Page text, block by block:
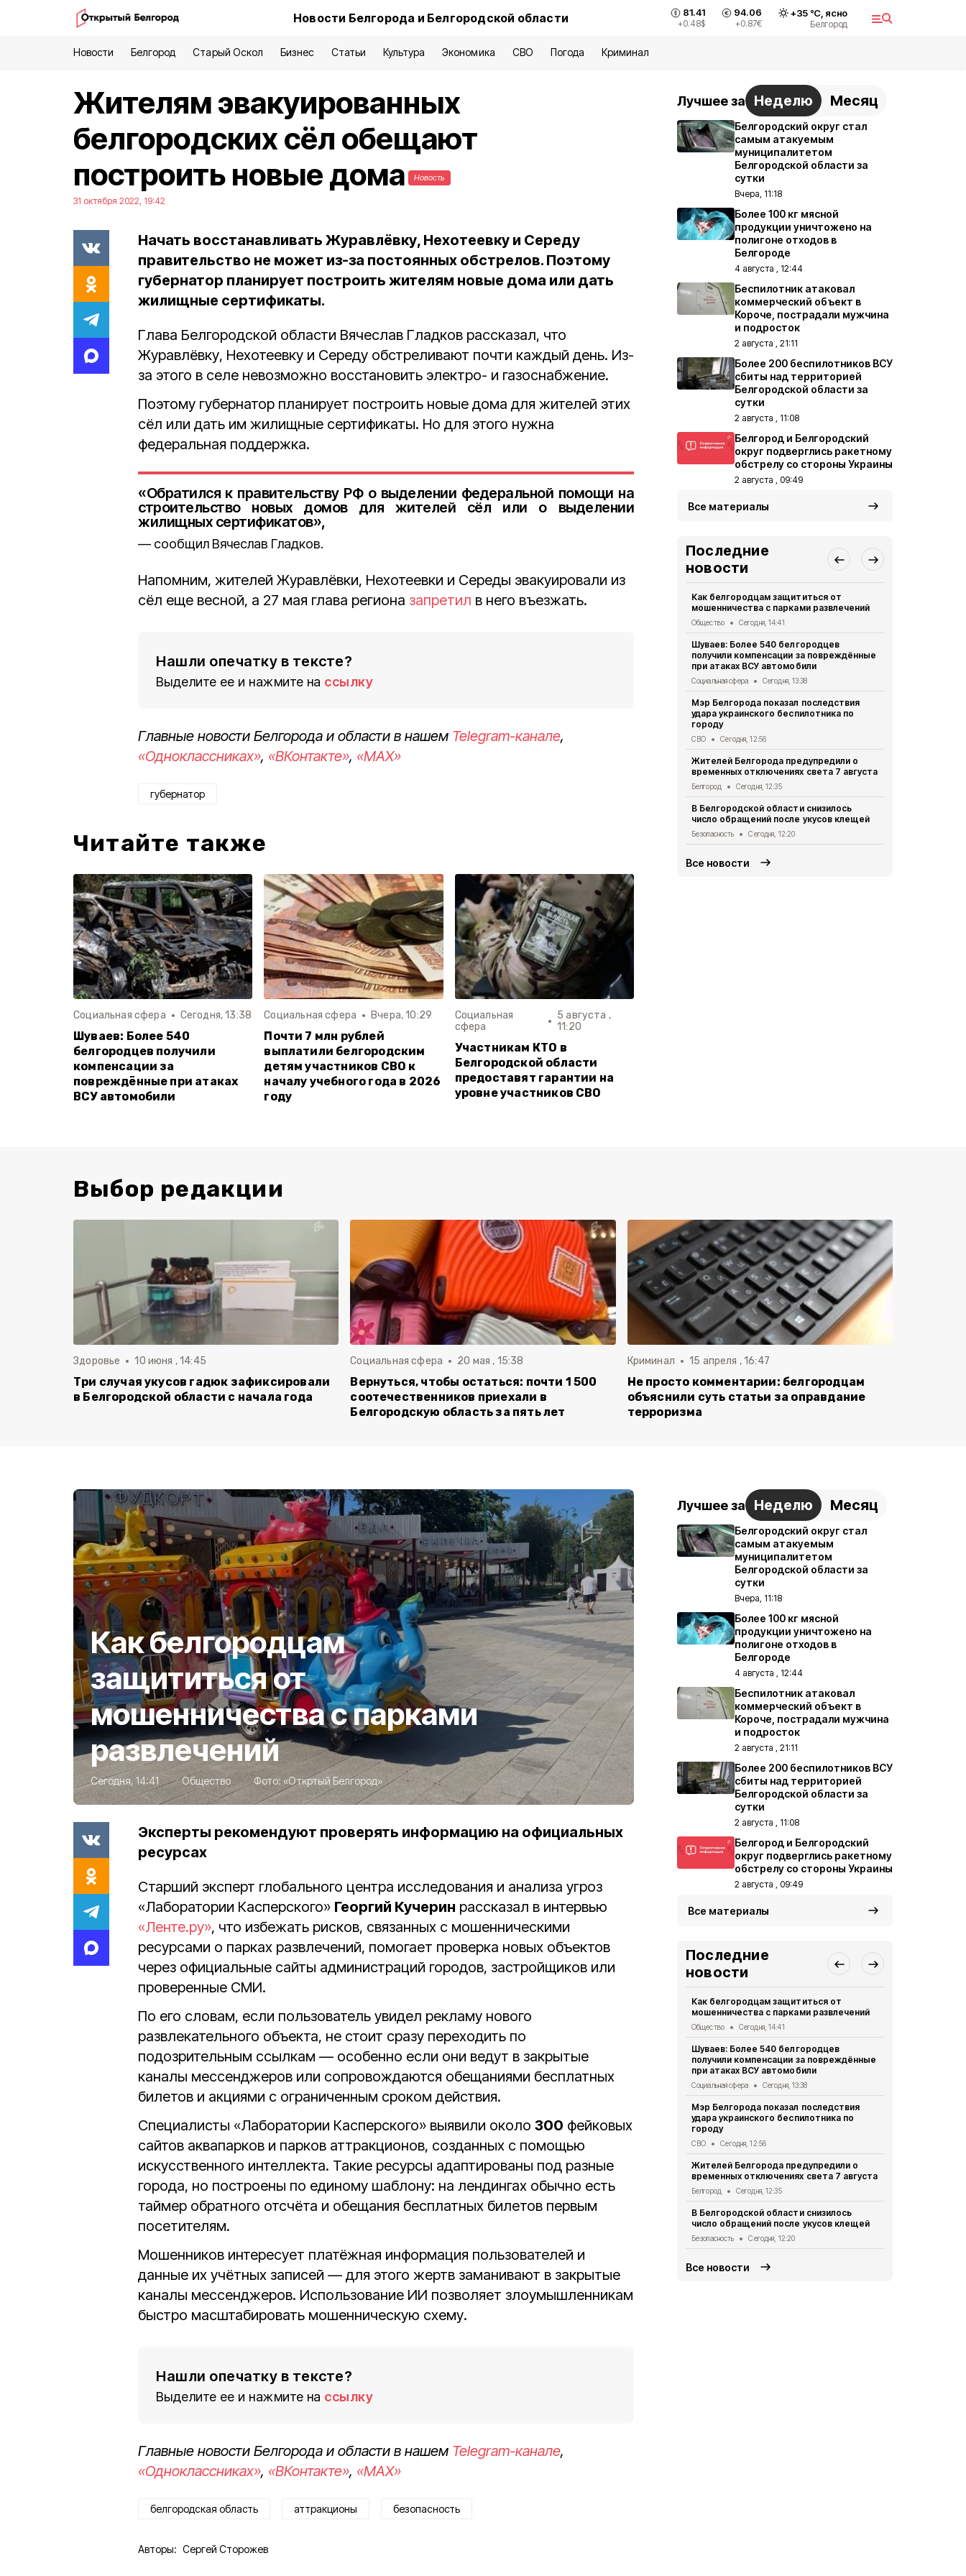
Новости Белгорода и Белгородской области 81.41
+0.48$
94.06
+0.87€
+35°С, ясно
Белгород
Новости Белгород Старый Оскол Бизнес Статьи Культура Экономика СВО Погода Криминал
Жителям эвакуированных
белгородских сёл обещают
построить новые дома
Новость
31 октября 2022, 19:42
Начать восстанавливать Журавлёвку, Нехотеевку и Середу
правительство не может из-за постоянных обстрелов. Поэтому
губернатор планирует построить жителям новые дома или дать
жилищные сертификаты.
Глава Белгородской области Вячеслав Гладков рассказал, что
Журавлёвку, Нехотеевку и Середу обстреливают почти каждый день. Из-
за этого в селе невозможно восстановить электро- и газоснабжение.
Поэтому губернатор планирует построить новые дома для жителей этих
сёл или дать им жилищные сертификаты. Но для этого нужна
федеральная поддержка.
«Обратился к правительству РФ о выделении федеральной помощи на
строительство новых домов для жителей сёл или о выделении
жилищных сертификатов»,
сообщил Вячеслав Гладков.
Напомним, жителей Журавлёвки, Нехотеевки и Середы эвакуировали из
сёл еще весной, а 27 мая глава региона запретил в него въезжать.
Нашли опечатку в тексте?
Выделите ее и нажмите на ссылку
Главные новости Белгорода и области в нашем Telegram-канале,
«Одноклассниках», «ВКонтакте», «MAX»
губернатор
Читайте также
Социальная сфера Сегодня, 13:38
Шуваев: Более 540
белгородцев получили
компенсации за
повреждённые при атаках
ВСУ автомобили
Социальная сфера Вчера, 10:29
Почти 7 млн рублей
выплатили белгородским
детям участников СВО к
началу учебного года в 2026
году
Социальная
сфера
5 августа ,
11:20
Участникам КТО в
Белгородской области
предоставят гарантии на
уровне участников СВО
Лучшее за Неделю Месяц
Белгородский округ стал
самым атакуемым
муниципалитетом
Белгородской области за
сутки
Вчера, 11:18
Более 100 кг мясной
продукции уничтожено на
полигоне отходов в
Белгороде
4 августа , 12:44
Беспилотник атаковал
коммерческий объект в
Короче, пострадали мужчина
и подросток
2 августа , 21:11
Более 200 беспилотников ВСУ
сбиты над территорией
Белгородской области за
сутки
2 августа , 11:08
Белгород и Белгородский
округ подверглись ракетному
обстрелу со стороны Украины
2 августа , 09:49
Все материалы
Последние
новости
Как белгородцам защититься от
мошенничества с парками развлечений
Общество Сегодня, 14:41
Шуваев: Более 540 белгородцев
получили компенсации за повреждённые
при атаках ВСУ автомобили
Социальная сфера Сегодня, 13:38
Мэр Белгорода показал последствия
удара украинского беспилотника по
городу
СВО Сегодня, 12:56
Жителей Белгорода предупредили о
временных отключениях света 7 августа
Белгород Сегодня, 12:35
В Белгородской области снизилось
число обращений после укусов клещей
Безопасность Сегодня, 12:20
Все новости
Выбор редакции
Здоровье 10 июня , 14:45
Три случая укусов гадюк зафиксировали
в Белгородской области с начала года
Социальная сфера 20 мая , 15:38
Вернуться, чтобы остаться: почти 1 500
соотечественников приехали в
Белгородскую область за пять лет
Криминал 15 апреля , 16:47
Не просто комментарии: белгородцам
объяснили суть статьи за оправдание
терроризма
Как белгородцам
защититься от
мошенничества с парками
развлечений
Сегодня, 14:41 Общество Фото: «Откртый Белгород»
Эксперты рекомендуют проверять информацию на официальных
ресурсах
Старший эксперт глобального центра исследования и анализа угроз
«Лаборатории Касперского» Георгий Кучерин рассказал в интервью
«Ленте.ру», что избежать рисков, связанных с мошенническими
ресурсами о парках развлечений, помогает проверка новых объектов
через официальные сайты администраций городов, застройщиков или
проверенные СМИ.
По его словам, если пользователь увидел рекламу нового
развлекательного объекта, не стоит сразу переходить по
подозрительным ссылкам — особенно если они ведут в закрытые
каналы мессенджеров или сопровождаются обещаниями бесплатных
билетов и акциями с ограниченным сроком действия.
Специалисты «Лаборатории Касперского» выявили около 300 фейковых
сайтов аквапарков и парков аттракционов, созданных с помощью
искусственного интеллекта. Такие ресурсы адаптированы под разные
города, но построены по единому шаблону: на лендингах обычно есть
таймер обратного отсчёта и обещания бесплатных билетов первым
посетителям.
Мошенников интересует платёжная информация пользователей и
данные их учётных записей — для этого жертв заманивают в закрытые
каналы мессенджеров. Использование ИИ позволяет злоумышленникам
быстро масштабировать мошенническую схему.
Нашли опечатку в тексте?
Выделите ее и нажмите на ссылку
Главные новости Белгорода и области в нашем Telegram-канале,
«Одноклассниках», «ВКонтакте», «MAX»
белгородская область аттракционы безопасность
Авторы: Сергей Сторожев
Лучшее за Неделю Месяц
Белгородский округ стал
самым атакуемым
муниципалитетом
Белгородской области за
сутки
Вчера, 11:18
Более 100 кг мясной
продукции уничтожено на
полигоне отходов в
Белгороде
4 августа , 12:44
Беспилотник атаковал
коммерческий объект в
Короче, пострадали мужчина
и подросток
2 августа , 21:11
Более 200 беспилотников ВСУ
сбиты над территорией
Белгородской области за
сутки
2 августа , 11:08
Белгород и Белгородский
округ подверглись ракетному
обстрелу со стороны Украины
2 августа , 09:49
Все материалы
Последние
новости
Как белгородцам защититься от
мошенничества с парками развлечений
Общество Сегодня, 14:41
Шуваев: Более 540 белгородцев
получили компенсации за повреждённые
при атаках ВСУ автомобили
Социальная сфера Сегодня, 13:38
Мэр Белгорода показал последствия
удара украинского беспилотника по
городу
СВО Сегодня, 12:56
Жителей Белгорода предупредили о
временных отключениях света 7 августа
Белгород Сегодня, 12:35
В Белгородской области снизилось
число обращений после укусов клещей
Безопасность Сегодня, 12:20
Все новости